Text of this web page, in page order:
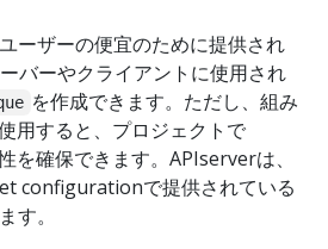
ーザーの便宜のために提供され
バーやクライアントに使用され
を作成できます。ただし、組み
用すると、プロジェクトで
を確保できます。APIserverは、
configurationで提供されている
す。